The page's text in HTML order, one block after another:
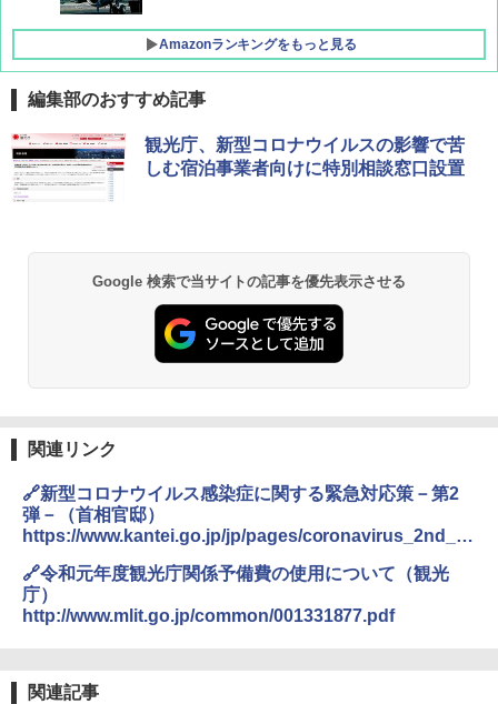
Amazonランキングをもっと見る
地球の歩き方 スター・ウォーズ
￥2,695
A09 地球の歩き方 イタリア 2026～2027 地
球の歩き方A ヨーロッパ
￥2,479
ァキア 2026～2027 地球の歩き方A ヨーロッ
[キャンパーズコレクション 山善] ポップアッ
プテント 傘みたいに広げて畳める パッとサ
ッとサンシェード キューブ フルクローズ メ
￥6,830
PYKES PEAK (パイクスピーク) 着替えテン
ト プライバシー テント 【中が透けない】 1
人用 折りたたみ 防災グッズ 災害用トイレ ビ
易 トイレテント (グレー)
ENDLESS BASE 《めざましテレビで紹介》
500002(88859)
￥5,999
DEWEL パラソル 大型 ビーチ アウトドアパ
ラソル ガーデン サイトシート付 折りたたみ
防水 UVカット 4段階高さ調整 軽量 収納袋付
【日本企業販売】超強力クマ対策スプレー 30
0ml（連続噴射30秒）110ml（連続噴射15
秒）射程5～10m 安全ロック搭載 携帯収納袋
関の購入実績 登山・キャンプ・アウトドア・
GRANDOOR ステンレス保冷剤 2個セット 2
コンパクト 保冷力長持ち
￥2,980
編集部のおすすめ記事
観光庁、新型コロナウイルスの影響で苦
しむ宿泊事業者向けに特別相談窓口設置
Google 検索で当サイトの記事を優先表示させる
関連リンク
🔗新型コロナウイルス感染症に関する緊急対応策－第2
弾－（首相官邸）
https://www.kantei.go.jp/jp/pages/coronavirus_2nd_e
🔗令和元年度観光庁関係予備費の使用について（観光
庁）
http://www.mlit.go.jp/common/001331877.pdf
関連記事